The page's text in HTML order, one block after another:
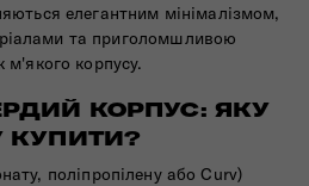
елегантним мінімалізмом,
та приголомшливою
м'якого корпусу.
КОРПУС: ЯКУ
КУПИТИ?
поліпропілену або Curv)